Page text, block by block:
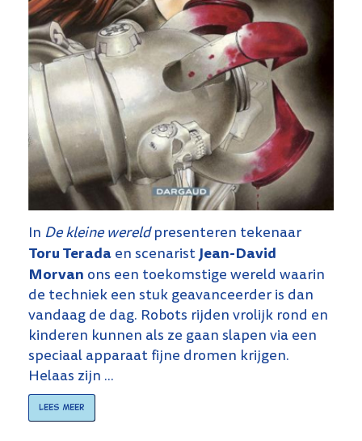
In De kleine wereldpresenteren tekenaar
Toru Terada en scenarist Jean-David
Morvan ons een toekomstige wereld waarin
de techniek een stuk geavanceerder is dan
vandaag de dag. Robots rijden vrolijk rond en
kinderen kunnen als ze gaan slapen via een
speciaal apparaat fijne dromen krijgen.
Helaas zijn ...
Lees meer